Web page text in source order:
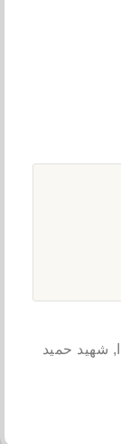
, شهید حمید